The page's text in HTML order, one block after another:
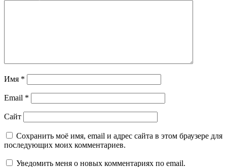
Имя *
Email *
Сайт
Сохранить моё имя, email и адрес сайта в этом браузере для
последующих моих комментариев.
Уведомить меня о новых комментариях по email.